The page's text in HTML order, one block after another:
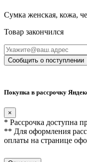
Сумка женская, кожа,
Товар закончился
Сообщить о поступлении
Покупка в рассрочку
×
* Рассрочка доступна
** Для оформления
оплаты на странице